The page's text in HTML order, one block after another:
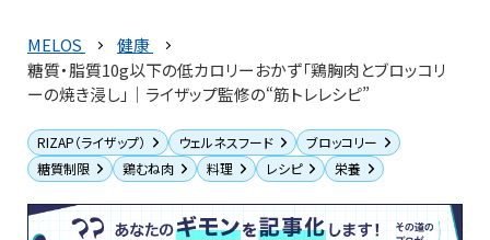
MELOS
健康
糖質・脂質10g以下の低カロリーおかず「鶏胸肉とブロッコリ
ーの焼き浸し」│ライザップ監修の“筋トレレシピ”
RIZAP（ライザップ） ウェルネスフード
ブロッコリー
糖質制限
鶏むね肉 料理 レシピ 栄養